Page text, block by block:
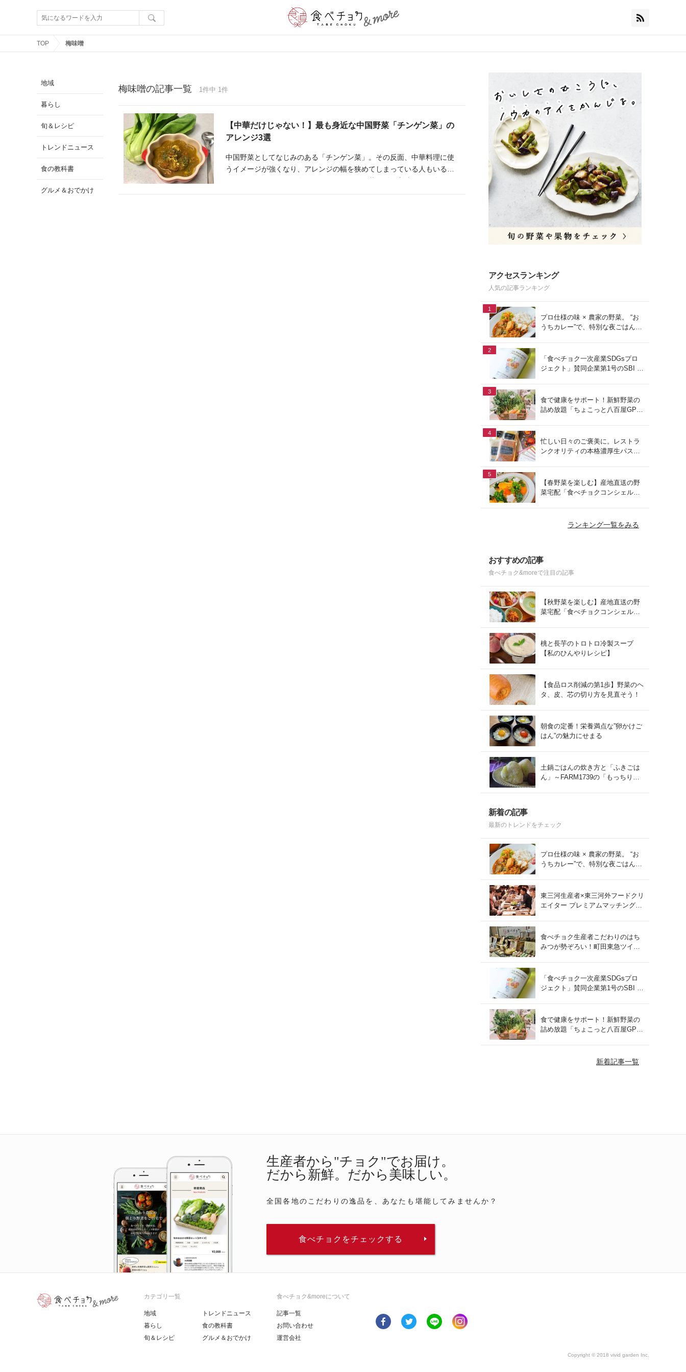
TOP 梅味噌
地域
暮らし
旬＆レシピ
トレンドニュース
食の教科書
グルメ＆おでかけ
梅味噌の記事一覧 1件中 1件
【中華だけじゃない！】最も身近な中国野菜「チンゲン菜」の
アレンジ3選
中国野菜としてなじみのある「チンゲン菜」。その反面、中華料理に使
うイメージが強くなり、アレンジの幅を狭めてしまっている人もいるの
す。
アクセスランキング
人気の記事ランキング
1
プロ仕様の味 × 農家の野菜。 “お
うちカレー”で、特別な夜ごはん
2
「食べチョク一次産業SDGsプロ
ジェクト」賛同企業第1号のSBI F
3
食で健康をサポート！新鮮野菜の
詰め放題「ちょこっと八百屋GP
4
忙しい日々のご褒美に。レストラ
ンクオリティの本格濃厚生パスタ
5
【春野菜を楽しむ】産地直送の野
菜宅配「食べチョクコンシェルジ
ランキング一覧をみる
おすすめの記事
食べチョク&moreで注目の記事
【秋野菜を楽しむ】産地直送の野
菜宅配「食べチョクコンシェルジ
桃と長芋のトロトロ冷製スープ
【私のひんやりレシピ】
【食品ロス削減の第1歩】野菜のヘ
タ、皮、芯の切り方を見直そう！
朝食の定番！栄養満点な”卵かけご
はん”の魅力にせまる
土鍋ごはんの炊き方と「ふきごは
ん」～FARM1739の「もっちりコ
新着の記事
最新のトレンドをチェック
プロ仕様の味 × 農家の野菜。 “お
うちカレー”で、特別な夜ごはん
東三河生産者×東三河外フードクリ
エイター プレミアムマッチング会
食べチョク生産者こだわりのはち
みつが勢ぞろい！町田東急ツイン
「食べチョク一次産業SDGsプロ
ジェクト」賛同企業第1号のSBI F
食で健康をサポート！新鮮野菜の
詰め放題「ちょこっと八百屋GP
新着記事一覧
生産者から"チョク"でお届け。
だから新鮮。だから美味しい。
全国各地のこだわりの逸品を、あなたも堪能してみませんか？
食べチョクをチェックする
カテゴリ一覧
地域
暮らし
旬＆レシピ
トレンドニュース
食の教科書
グルメ＆おでかけ
食べチョク&moreについて
記事一覧
お問い合わせ
運営会社
Copyright © 2018 vivid garden Inc.